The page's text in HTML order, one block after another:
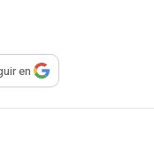
compartir
en